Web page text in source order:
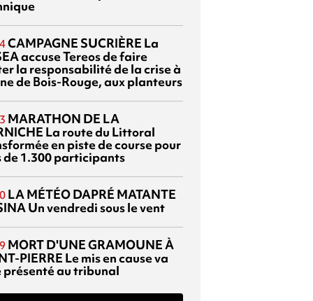
CAMPAGNE SUCRIÈRE La
accuse Tereos de faire
la responsabilité de la crise à
de Bois-Rouge, aux planteurs
MARATHON DE LA
La route du Littoral
en piste de course pour
de 1.300 participants
LA MÉTÉO DAPRÉ MATANTE
Un vendredi sous le vent
MORT D'UNE GRAMOUNE À
PIERRE Le mis en cause va
présenté au tribunal